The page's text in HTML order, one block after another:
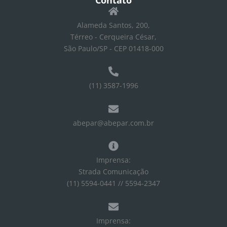
Alameda Santos, 200,
Térreo - Cerqueira César,
São Paulo/SP - CEP 01418-000
(11) 3587-1996
abepar@abepar.com.br
Imprensa:
Strada Comunicação
(11) 5594-0441 // 5594-2347
Imprensa: